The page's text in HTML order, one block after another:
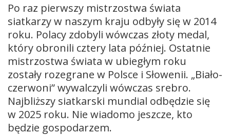
Po raz pierwszy mistrzostwa świata
siatkarzy w naszym kraju odbyły się w 2014
roku. Polacy zdobyli wówczas złoty medal,
który obronili cztery lata później. Ostatnie
mistrzostwa świata w ubiegłym roku
zostały rozegrane w Polsce i Słowenii. „Biało-
czerwoni” wywalczyli wówczas srebro.
Najbliższy siatkarski mundial odbędzie się
w 2025 roku. Nie wiadomo jeszcze, kto
będzie gospodarzem.